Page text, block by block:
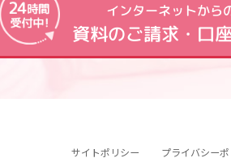
インターネットから
資料のご請求・口
サイトポリシー プライバシー